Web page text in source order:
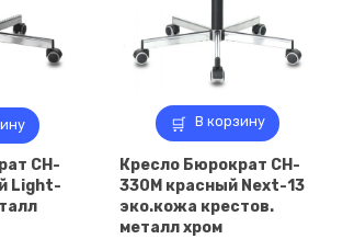
CH-
Light-
В корзину
Кресло Бюрократ CH-
330M красный Next-13
эко.кожа крестов.
металл хром